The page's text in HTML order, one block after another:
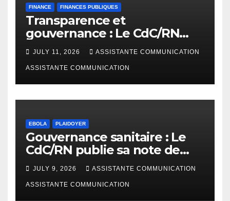
FINANCE FINANCES PUBLIQUES
Transparence et
gouvernance : Le CdC/RN
présente l’étude
d’AfreWatch sur les
disparités de rémunération
des institutions en RDC
JULY 11, 2026 ASSISTANTE COMMUNICATION
ASSISTANTE COMMUNICATION
EBOLA PLAIDOYER
Gouvernance sanitaire : Le
CdC/RN publie sa note de
plaidoyer sur la riposte Ebola
Bundibugyo
JULY 9, 2026 ASSISTANTE COMMUNICATION
ASSISTANTE COMMUNICATION